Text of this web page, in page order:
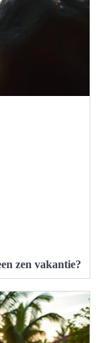
zen vakantie?